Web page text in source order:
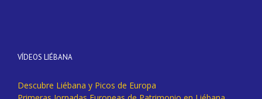
VÍDEOS LIÉBANA
Descubre Liébana y Picos de Europa